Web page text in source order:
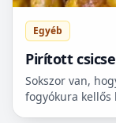
Egyéb
Pirított
Sokszor van,
fogyókura kellős